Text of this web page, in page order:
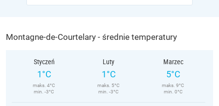
Montagne-de-Courtelary - średnie temperatury
Styczeń
1°C
maks. 4°C
min. -3°C
Luty
1°C
maks. 5°C
min. -3°C
Marzec
5°C
maks. 9°C
min. 0°C